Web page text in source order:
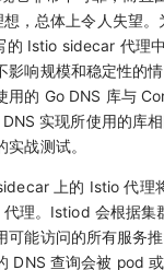
，总体上令人失望
的 Istio sidecar 代理
影响规模和稳定性的
用的 Go DNS 库与
实现所使用的库
战测试。
上的 Istio 代理
代理。Istiod 会根据
可能访问的所有服务
DNS 查询会被 pod